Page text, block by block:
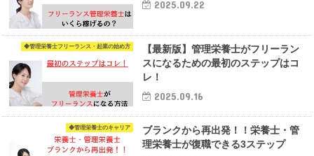
2025.09.22
◆管理栄養士フリーランス・起業の始め方
【最新版】管理栄養士がフリーラン
スになるための最初のステップはコ
レ！
2025.09.16
◆管理栄養士のキャリア
ブランクから再出発！！栄養士・管
理栄養士が復職できる3ステップ